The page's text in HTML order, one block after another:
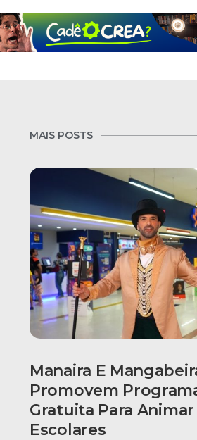
MAIS POSTS
Manaira E
Promovem
Gratuita Para Animar
Escolares